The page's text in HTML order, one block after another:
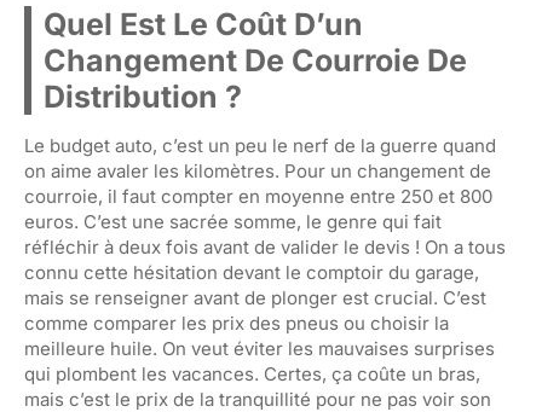
Quel Est Le Coût D’un
Changement De Courroie De
Distribution ?
Le budget auto, c’est un peu le nerf de la guerre quand
on aime avaler les kilomètres. Pour un changement de
courroie, il faut compter en moyenne entre 250 et 800
euros. C’est une sacrée somme, le genre qui fait
réfléchir à deux fois avant de valider le devis ! On a tous
connu cette hésitation devant le comptoir du garage,
mais se renseigner avant de plonger est crucial. C’est
comme comparer les prix des pneus ou choisir la
meilleure huile. On veut éviter les mauvaises surprises
qui plombent les vacances. Certes, ça coûte un bras,
mais c’est le prix de la tranquillité pour ne pas voir son